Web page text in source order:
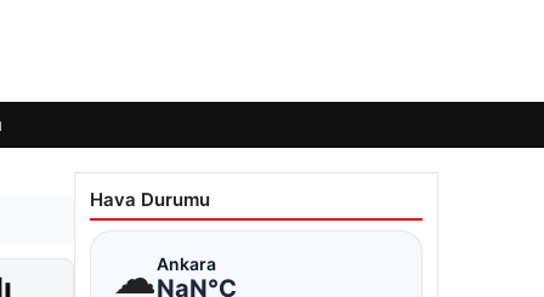
Hava Durumu
☁Ankara
NaN°C